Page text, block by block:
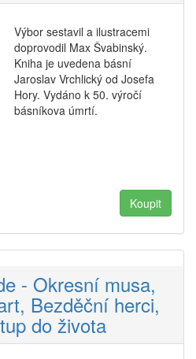
Výbor sestavil a ilustracemi
doprovodil Max Švabinský.
Kniha je uvedena básní
Jaroslav Vrchlický od Josefa
Hory. Vydáno k 50. výročí
básníkova úmrtí.
- Okresní musa,
Bezděční herci,
do života